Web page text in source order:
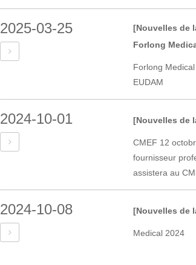
2025-03-25
[Nouvelles de
Forlong Medical Co., Ltd atteint
Forlong
EUDAM
2024-10-01 [Nouvelles de
CMEF 12
fournisseur
assistera au
2024-10-08 [Nouvelles de
Medical 2024